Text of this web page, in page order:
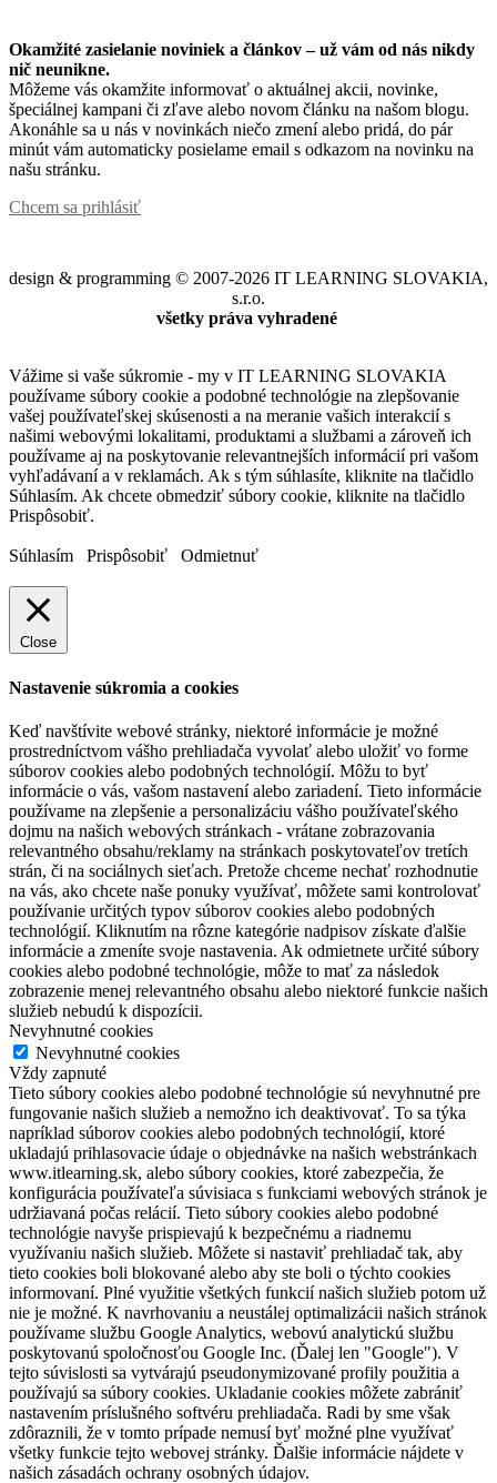
Okamžité zasielanie noviniek a článkov – už vám od nás nikdy
nič neunikne.
Môžeme vás okamžite informovať o aktuálnej akcii, novinke,
špeciálnej kampani či zľave alebo novom článku na našom blogu.
Akonáhle sa u nás v novinkách niečo zmení alebo pridá, do pár
minút vám automaticky posielame email s odkazom na novinku na
našu stránku.
Chcem sa prihlásiť
design & programming © 2007-2026 IT LEARNING SLOVAKIA,
s.r.o.
všetky práva vyhradené
Vážime si vaše súkromie - my v IT LEARNING SLOVAKIA
používame súbory cookie a podobné technológie na zlepšovanie
vašej používateľskej skúsenosti a na meranie vašich interakcií s
našimi webovými lokalitami, produktami a službami a zároveň ich
používame aj na poskytovanie relevantnejších informácií pri vašom
vyhľadávaní a v reklamách. Ak s tým súhlasíte, kliknite na tlačidlo
Súhlasím. Ak chcete obmedziť súbory cookie, kliknite na tlačidlo
Prispôsobiť.
Súhlasím Prispôsobiť Odmietnuť
Close
Nastavenie súkromia a cookies
Keď navštívite webové stránky, niektoré informácie je možné
prostredníctvom vášho prehliadača vyvolať alebo uložiť vo forme
súborov cookies alebo podobných technológií. Môžu to byť
informácie o vás, vašom nastavení alebo zariadení. Tieto informácie
používame na zlepšenie a personalizáciu vášho používateľského
dojmu na našich webových stránkach - vrátane zobrazovania
relevantného obsahu/reklamy na stránkach poskytovateľov tretích
strán, či na sociálnych sieťach. Pretože chceme nechať rozhodnutie
na vás, ako chcete naše ponuky využívať, môžete sami kontrolovať
používanie určitých typov súborov cookies alebo podobných
technológií. Kliknutím na rôzne kategórie nadpisov získate ďalšie
informácie a zmeníte svoje nastavenia. Ak odmietnete určité súbory
cookies alebo podobné technológie, môže to mať za následok
zobrazenie menej relevantného obsahu alebo niektoré funkcie našich
služieb nebudú k dispozícii.
Nevyhnutné cookies
Nevyhnutné cookies
Vždy zapnuté
Tieto súbory cookies alebo podobné technológie sú nevyhnutné pre
fungovanie našich služieb a nemožno ich deaktivovať. To sa týka
napríklad súborov cookies alebo podobných technológií, ktoré
ukladajú prihlasovacie údaje o objednávke na našich webstránkach
www.itlearning.sk, alebo súbory cookies, ktoré zabezpečia, že
konfigurácia používateľa súvisiaca s funkciami webových stránok je
udržiavaná počas relácií. Tieto súbory cookies alebo podobné
technológie navyše prispievajú k bezpečnému a riadnemu
využívaniu našich služieb. Môžete si nastaviť prehliadač tak, aby
tieto cookies boli blokované alebo aby ste boli o týchto cookies
informovaní. Plné využitie všetkých funkcií našich služieb potom už
nie je možné. K navrhovaniu a neustálej optimalizácii našich stránok
používame službu Google Analytics, webovú analytickú službu
poskytovanú spoločnosťou Google Inc. (Ďalej len "Google"). V
tejto súvislosti sa vytvárajú pseudonymizované profily použitia a
používajú sa súbory cookies. Ukladanie cookies môžete zabrániť
nastavením príslušného softvéru prehliadača. Radi by sme však
zdôraznili, že v tomto prípade nemusí byť možné plne využívať
všetky funkcie tejto webovej stránky. Ďalšie informácie nájdete v
našich zásadách ochrany osobných údajov.